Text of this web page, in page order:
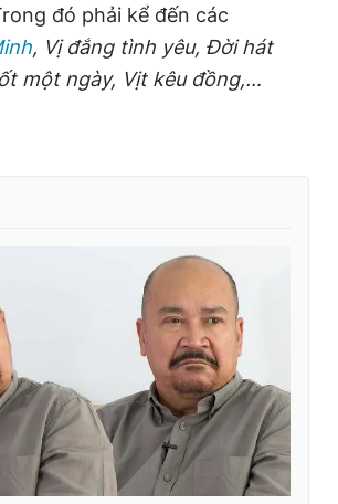
đó phải kể đến các
, Vị đắng tình yêu, Đời hát
một ngày, Vịt kêu đồng,…